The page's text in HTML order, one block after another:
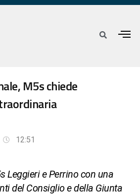
M5s chiede
12:51
Leggieri e Perrino con una
del Consiglio e della Giunta